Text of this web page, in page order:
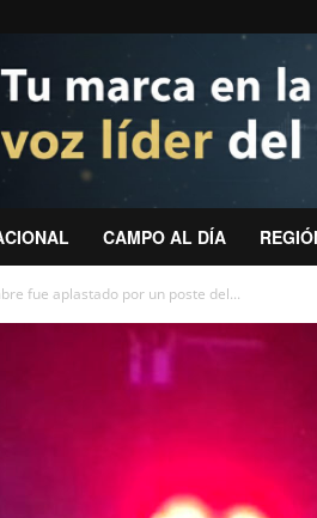
CAMPO AL DÍA
fue aplastado por un poste del...